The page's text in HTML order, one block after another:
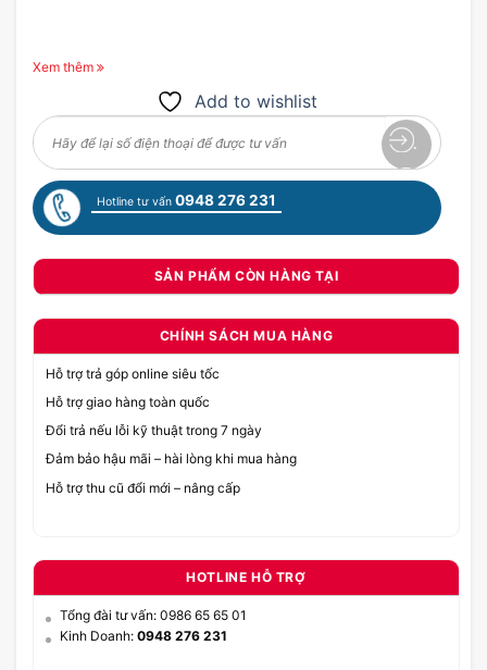
Xem thêm
Add to wishlist
Hotline tư vấn 0948 276 231
SẢN PHẨM CÒN HÀNG TẠI
CHÍNH SÁCH MUA HÀNG
Hỗ trợ trả góp online siêu tốc
Hỗ trợ giao hàng toàn quốc
Đổi trả nếu lỗi kỹ thuật trong 7 ngày
Đảm bảo hậu mãi – hài lòng khi mua hàng
Hỗ trợ thu cũ đổi mới – nâng cấp
HOTLINE HỖ TRỢ
Tổng đài tư vấn: 0986 65 65 01
Kinh Doanh: 0948 276 231